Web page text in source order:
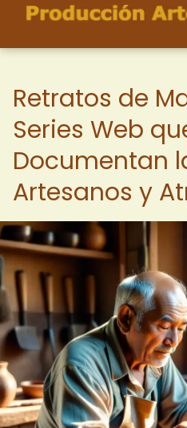
Retratos de
Series Web
Documentan
Artesanos y